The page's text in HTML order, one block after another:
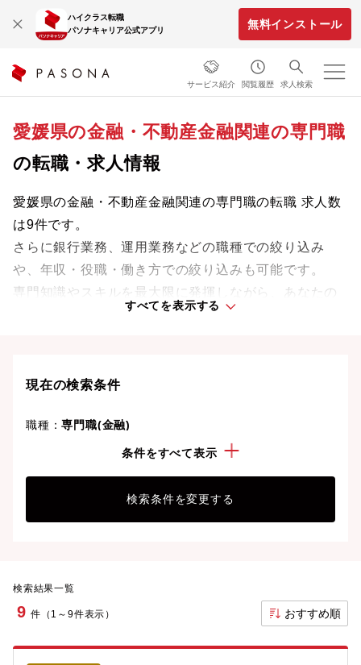
ハイクラス転職
パソナキャリア公式アプリ
無料インストール
サービス紹介 閲覧履歴 求人検索
愛媛県の金融・不動産金融関連の専門職
の転職・求人情報
愛媛県の金融・不動産金融関連の専門職の転職 求人数
は9件です。
さらに銀行業務、運用業務などの職種での絞り込み
や、年収・役職・働き方での絞り込みも可能です。
専門知識やスキルを最大限に発揮しながら、あなたの
ライフスタイルや価値観に合った理想の働き方を叶え
すべてを表示する
現在の検索条件
職種：専門職(金融)
条件をすべて表示
検索条件を変更する
検索結果一覧
9 件（1～9件表示） おすすめ順